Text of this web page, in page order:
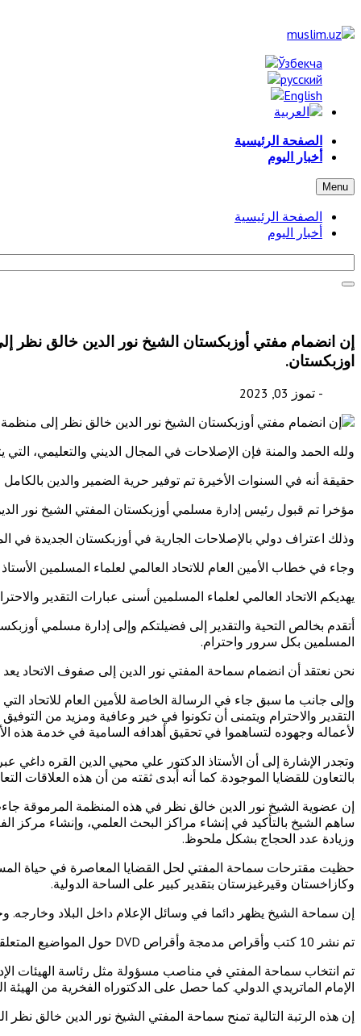
الصفحة الرئيسية
أخبار اليوم
Menu
الصفحة الرئيسية
أخبار اليوم
إن انضمام مفتي أوزبكستان الشيخ نور الدين خالق نظر
اوزبكستان.
- تموز 03, 2023
ولله الحمد والمنة فإن الإصلاحات في المجال الديني والتعليمي،
حقيقة أنه في السنوات الأخيرة تم توفير حرية الضمير والدين
مؤخرا تم قبول رئيس إدارة مسلمي أوزبكستان المفتي الشيخ نور
وذلك اعتراف دولي بالإصلاحات الجارية في أوزبكستان الجديدة في
وجاء في خطاب الأمين العام للاتحاد العالمي لعلماء المسلمين
يهديكم الاتحاد العالمي لعلماء المسلمين أسنى عبارات التقدير
أتقدم بخالص التحية والتقدير إلى فضيلتكم وإلى إدارة مسلمي
المسلمين بكل سرور واحترام.
نحن نعتقد أن انضمام سماحة المفتي نور الدين إلى صفوف الاتحاد
وإلى جانب ما سبق جاء في الرسالة الخاصة للأمين العام للاتحاد
التقدير والاحترام ويتمنى أن تكونوا في خير وعافية ومزيد من
لأعماله وجهوده لتساهموا في تحقيق أهدافه السامية في خدمة هذه
وتجدر الإشارة إلى أن الأستاذ الدكتور علي محيي الدين القره
بالتعاون للقضايا الموجودة. كما أنه أبدى ثقته من أن هذه العلاقات
ساهم الشيخ بالتأكيد في إنشاء مراكز البحث العلمي، وإنشاء مركز
وزيادة عدد الحجاج بشكل ملحوظ.
حظيت مقترحات سماحة المفتي لحل القضايا المعاصرة في حياة
وكازاخستان وقيرغيزستان بتقدير كبير على الساحة الدولية.
إن سماحة الشيخ يظهر دائما في وسائل الإعلام داخل البلاد وخارجه.
تم نشر 10 كتب وأقراص مدمجة وأقراص DVD حول المواضيع المتعلقة بالتربية الروحية، والأخلاق، والمعرفة الإسلامية، والتعليم، وتربية الأطفال، وبر الوالدين، وحب الوطن.
تم انتخاب سماحة المفتي في مناصب مسؤولة مثل رئاسة الهيئات
الإمام الماتريدي الدولي. كما حصل على الدكتوراه الفخرية من الهيئة
إن هذه الرتبة التالية تمنح سماحة المفتي الشيخ نور الدين خالق